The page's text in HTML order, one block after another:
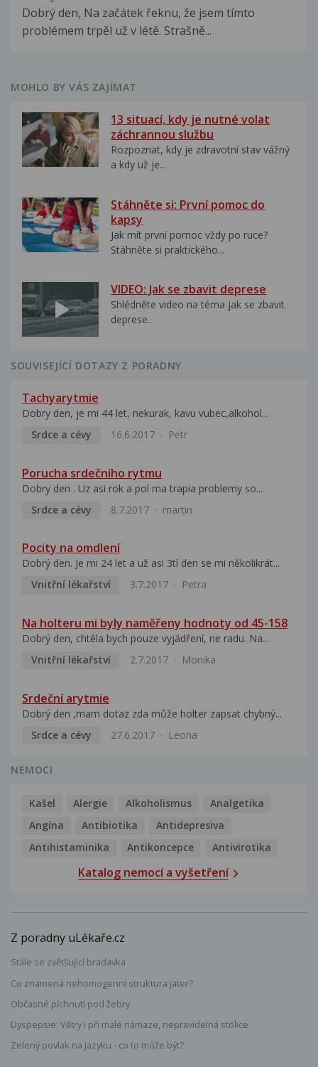
Dobrý den, Na začátek řeknu, že jsem tímto
problémem trpěl už v létě. Strašně...
MOHLO BY VÁS ZAJÍMAT
13 situací, kdy je nutné volat
záchrannou službu
Rozpoznat, kdy je zdravotní stav vážný
a kdy už je...
Stáhněte si: První pomoc do
kapsy
Jak mít první pomoc vždy po ruce?
Stáhněte si praktického...
VIDEO: Jak se zbavit deprese
Shlédněte video na téma jak se zbavit
deprese..
SOUVISEJÍCÍ DOTAZY Z PORADNY
Tachyarytmie
Dobry den, je mi 44 let, nekurak, kavu vubec,alkohol...
Srdce a cévy
16.6.2017 Petr
Porucha srdečního rytmu
Dobry den . Uz asi rok a pol ma trapia problemy so...
Srdce a cévy
8.7.2017 martin
Pocity na omdlení
Dobrý den. Je mi 24 let a už asi 3tí den se mi několikrát...
Vnitřní lékařství
3.7.2017 Petra
Na holteru mi byly naměřeny hodnoty od 45-158
Dobrý den, chtěla bych pouze vyjádření, ne radu. Na...
Vnitřní lékařství
2.7.2017 Monika
Srdeční arytmie
Dobrý den ,mam dotaz zda může holter zapsat chybný...
Srdce a cévy
27.6.2017 Leona
NEMOCI
Kašel Alergie Alkoholismus
Analgetika
Angína
Antibiotika
Antidepresiva
Antihistaminika
Antikoncepce Antivirotika
Katalog nemocí a vyšetření
Z poradny uLékaře.cz
Stále se zvětšující bradavka
Co znamená nehomogenní struktura jater?
Občasné píchnutí pod žebry
Dyspepsie: Větry i při malé námaze, nepravidelná stolice
Zelený povlak na jazyku - co to může být?